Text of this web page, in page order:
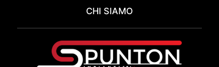
CHI SIAMO